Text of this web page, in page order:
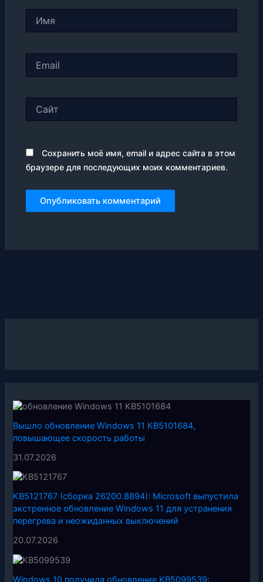
Сохранить моё имя, email и адрес сайта в этом
браузере для последующих моих комментариев.
Вышло обновление Windows 11 KB5101684,
повышающее скорость работы
31.07.2026
KB5121767 (сборка 26200.8894): Microsoft выпустила
экстренное обновление Windows 11 для устранения
перегрева и неожиданных выключений
20.07.2026
Windows 10 получила обновление KB5099539: